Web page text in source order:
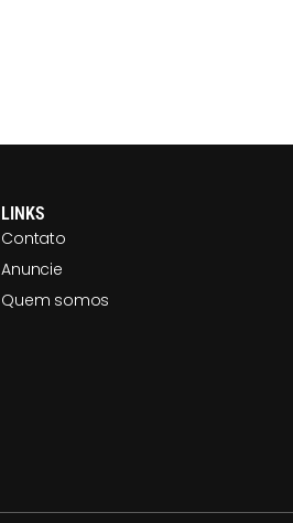
LINKS
Contato
Anuncie
Quem somos